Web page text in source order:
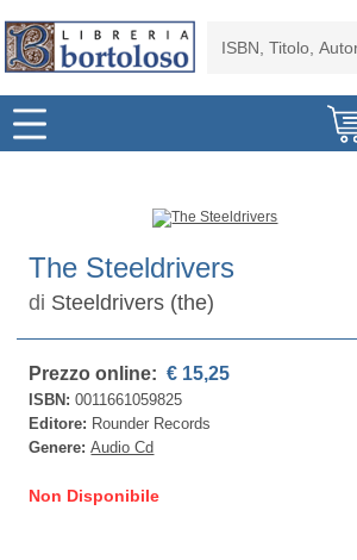
The Steeldrivers
di Steeldrivers (the)
Prezzo online: € 15,25
ISBN:0011661059825
Editore: Rounder Records
Genere:Audio Cd
Non Disponibile